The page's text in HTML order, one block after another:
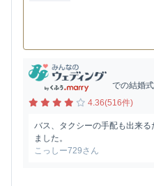
での結婚
4.36(516件)
バス、タクシーの手配も出来
ました。
こっしー729さん